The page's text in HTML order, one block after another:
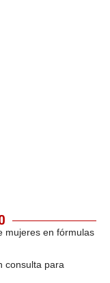
mujeres en fórmulas
consulta para